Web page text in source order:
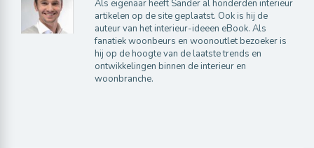
Als eigenaar heeft Sander al honderden interieur
artikelen op de site geplaatst. Ook is hij de
auteur van het interieur-ideeen eBook. Als
fanatiek woonbeurs en woonoutlet bezoeker is
hij op de hoogte van de laatste trends en
ontwikkelingen binnen de interieur en
woonbranche.